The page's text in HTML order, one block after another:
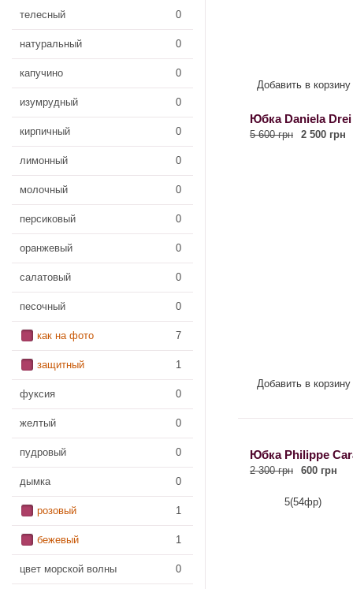
телесный 0
натуральный 0
капучино 0
изумрудный 0
кирпичный 0
лимонный 0
молочный 0
персиковый 0
оранжевый 0
салатовый 0
песочный 0
как на фото 7
защитный 1
фуксия 0
желтый 0
пудровый 0
дымка 0
розовый 1
бежевый 1
цвет морской волны 0
Добавить в корзину
Юбка Daniela Drei
5 600 грн 2 500 грн
Добавить в корзину
Юбка Philippe
2 300 грн 600 грн
5(54фр)